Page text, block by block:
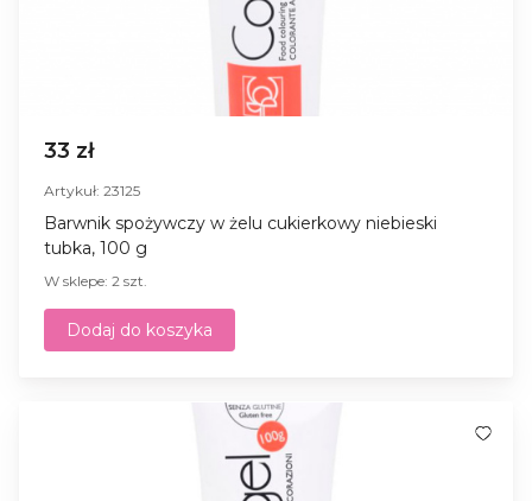
33 zł
Artykuł: 23125
Barwnik spożywczy w żelu cukierkowy niebieski
tubka, 100 g
W sklepe: 2 szt.
Dodaj do koszyka